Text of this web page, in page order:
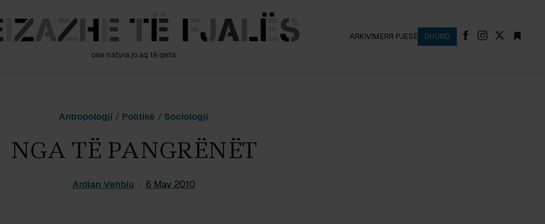
ose natyra jo aq të qeta
ARKIVIMERR PJESË DHURO
Antropologji / Politikë / Sociologji
NGA TË PANGRËNËT
Ardian Vehbiu 6 May 2010